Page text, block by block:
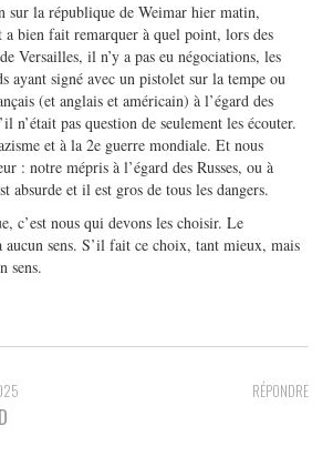
sur la république de Weimar hier matin,
bien fait remarquer à quel point, lors des
Versailles, il n’y a pas eu négociations, les
ayant signé avec un pistolet sur la tempe ou
(et anglais et américain) à l’égard des
n’était pas question de seulement les écouter.
et à la 2e guerre mondiale. Et nous
: notre mépris à l’égard des Russes, ou à
absurde et il est gros de tous les dangers.
c’est nous qui devons les choisir. Le
aucun sens. S’il fait ce choix, tant mieux, mais
sens.
RÉPONDRE